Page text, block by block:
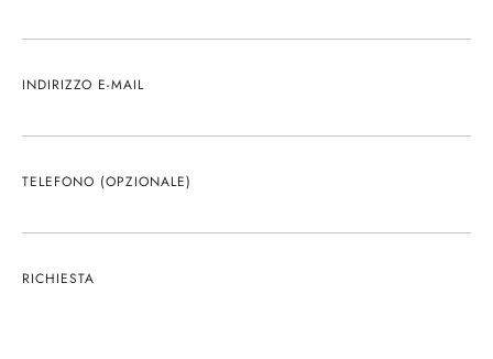
INDIRIZZO E-MAIL
TELEFONO (OPZIONALE)
RICHIESTA